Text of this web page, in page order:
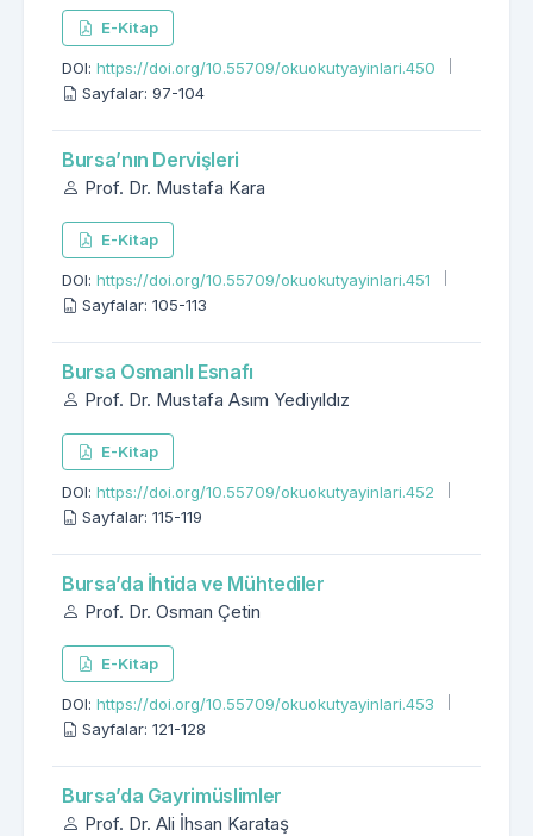
E-Kitap
DOI: https://doi.org/10.55709/okuokutyayinlari.450
Sayfalar: 97-104
Bursa’nın Dervişleri
Prof. Dr. Mustafa Kara
E-Kitap
DOI: https://doi.org/10.55709/okuokutyayinlari.451
Sayfalar: 105-113
Bursa Osmanlı Esnafı
Prof. Dr. Mustafa Asım Yediyıldız
E-Kitap
DOI: https://doi.org/10.55709/okuokutyayinlari.452
Sayfalar: 115-119
Bursa’da İhtida ve Mühtediler
Prof. Dr. Osman Çetin
E-Kitap
DOI: https://doi.org/10.55709/okuokutyayinlari.453
Sayfalar: 121-128
Bursa’da Gayrimüslimler
Prof. Dr. Ali İhsan Karataş